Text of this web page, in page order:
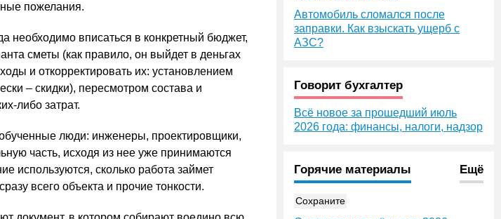
пожелания.
необходимо вписаться в конкретный бюджет,
сметы (как правило, он выйдет в деньгах
и откорректировать их: установлением
– скидки), пересмотром состава и
либо затрат.
люди: инженеры, проектировщики,
часть, исходя из нее уже принимаются
используются, сколько работа займет
всего объекта и прочие тонкости.
Автомобиль сломался после
заправки. Как взыскать ущерб с
АЗС?
Говорит бухгалтер
Всё новое за прошедший июль
2026 года: финансы, налоги, надзор
Горячие материалы Ещё
Сохраните